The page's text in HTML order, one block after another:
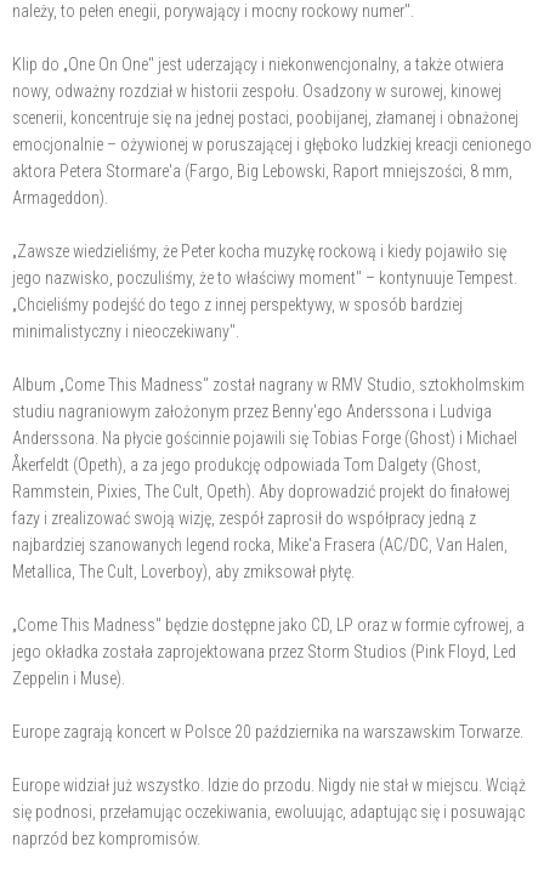
należy, to pełen enegii, porywający i mocny rockowy numer".
Klip do „One On One" jest uderzający i niekonwencjonalny, a także otwiera
nowy, odważny rozdział w historii zespołu. Osadzony w surowej, kinowej
scenerii, koncentruje się na jednej postaci, poobijanej, złamanej i obnażonej
emocjonalnie – ożywionej w poruszającej i głęboko ludzkiej kreacji cenionego
aktora Petera Stormare'a (Fargo, Big Lebowski, Raport mniejszości, 8 mm,
Armageddon).
„Zawsze wiedzieliśmy, że Peter kocha muzykę rockową i kiedy pojawiło się
jego nazwisko, poczuliśmy, że to właściwy moment" – kontynuuje Tempest.
„Chcieliśmy podejść do tego z innej perspektywy, w sposób bardziej
minimalistyczny i nieoczekiwany".
Album „Come This Madness" został nagrany w RMV Studio, sztokholmskim
studiu nagraniowym założonym przez Benny'ego Anderssona i Ludviga
Anderssona. Na płycie gościnnie pojawili się Tobias Forge (Ghost) i Michael
Åkerfeldt (Opeth), a za jego produkcję odpowiada Tom Dalgety (Ghost,
Rammstein, Pixies, The Cult, Opeth). Aby doprowadzić projekt do finałowej
fazy i zrealizować swoją wizję, zespół zaprosił do współpracy jedną z
najbardziej szanowanych legend rocka, Mike'a Frasera (AC/DC, Van Halen,
Metallica, The Cult, Loverboy), aby zmiksował płytę.
„Come This Madness" będzie dostępne jako CD, LP oraz w formie cyfrowej, a
jego okładka została zaprojektowana przez Storm Studios (Pink Floyd, Led
Zeppelin i Muse).
Europe zagrają koncert w Polsce 20 października na warszawskim Torwarze.
Europe widział już wszystko. Idzie do przodu. Nigdy nie stał w miejscu. Wciąż
się podnosi, przełamując oczekiwania, ewoluując, adaptując się i posuwając
naprzód bez kompromisów.